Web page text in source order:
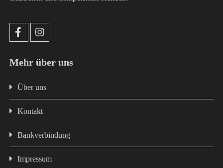
Mehr über uns
Über uns
Kontakt
Bankverbindung
Impressum